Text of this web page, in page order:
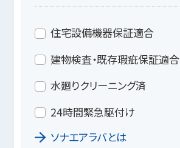
住宅設備機器保証適合
建物検査・既存瑕疵保証適合
水廻りクリーニング済
24時間緊急駆付け
ソナエアラバとは